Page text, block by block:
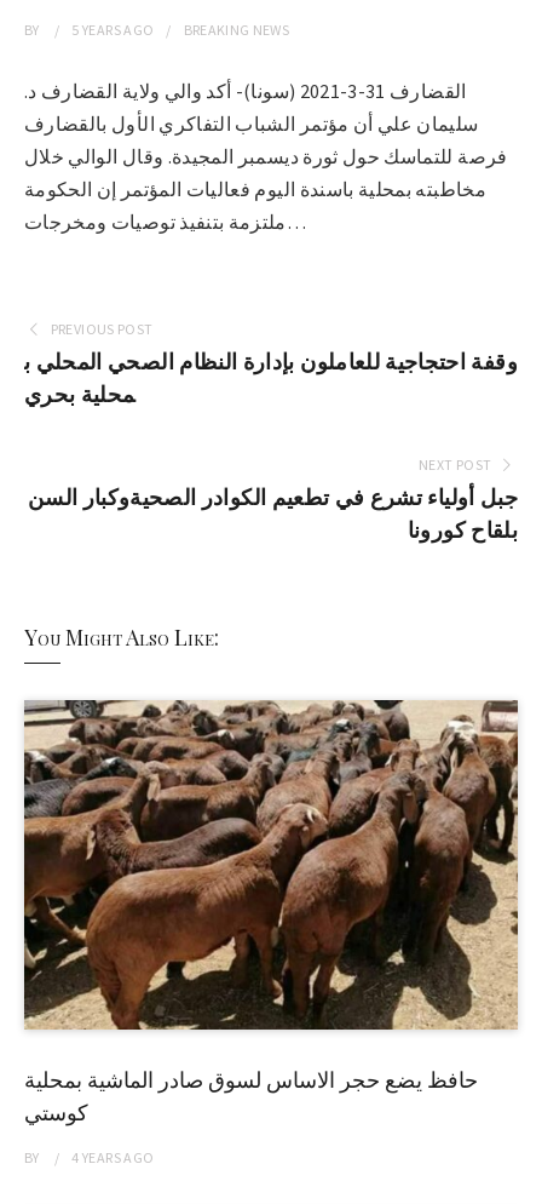
BY 5 YEARSAGO BREAKING NEWS
القضارف 31-3-2021 (سونا)- أكد والي ولاية القضارف د.
سليمان علي أن مؤتمر الشباب التفاكري الأول بالقضارف
فرصة للتماسك حول ثورة ديسمبر المجيدة. وقال الوالي خلال
مخاطبته بمحلية باسندة اليوم فعاليات المؤتمر إن الحكومة
ملتزمة بتنفيذ توصيات ومخرجات…
PREVIOUS POST
وقفة احتجاجية للعاملون بإدارة النظام الصحي المحلي ب
محلية بحري
NEXT POST
جبل أولياء تشرع في تطعيم الكوادر الصحيةوكبار السن
بلقاح كورونا
You Might Also Like:
حافظ يضع حجر الاساس لسوق صادر الماشية بمحلية
كوستي
BY 4 YEARSAGO